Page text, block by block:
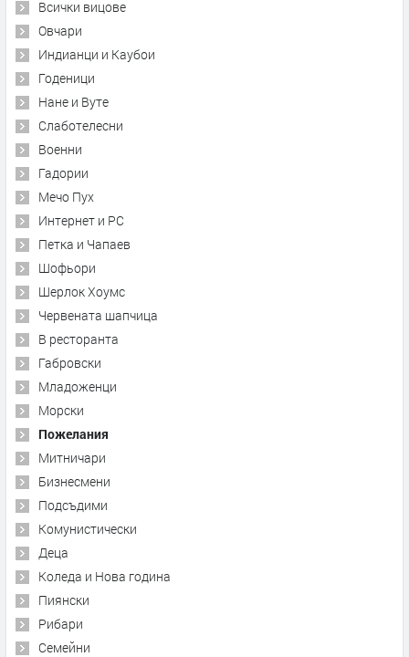
Всички вицове
Овчари
Индианци и Каубои
Годеници
Нане и Вуте
Слаботелесни
Военни
Гадории
Мечо Пух
Интернет и PC
Петка и Чапаев
Шофьори
Шерлок Хоумс
Червената шапчица
В ресторанта
Габровски
Младоженци
Морски
Пожелания
Митничари
Бизнесмени
Подсъдими
Комунистически
Деца
Коледа и Нова година
Пиянски
Рибари
Семейни